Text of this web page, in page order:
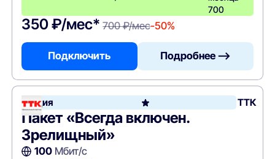
700
350 ₽/мес* 700 ₽/мес-50%
Подключить Подробнее —>
Акция ТТК
Пакет «Всегда включен.
Зрелищный»
100Мбит/с